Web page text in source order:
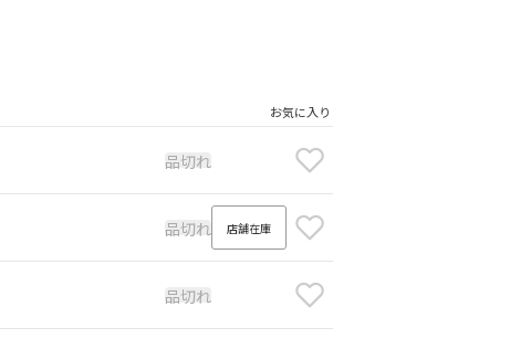
お気に入り
品切れ
品切れ 店舗在庫
品切れ